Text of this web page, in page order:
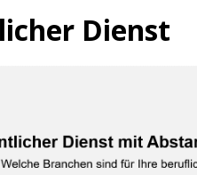
Dienst